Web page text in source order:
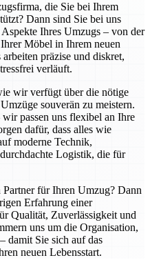
die Sie bei Ihrem
Dann sind Sie bei uns
Ihres Umzugs – von der
Möbel in Ihrem neuen
präzise und diskret,
verläuft.
wir verfügt über die nötige
souverän zu meistern.
passen uns flexibel an Ihre
dafür, dass alles wie
moderne Technik,
Logistik, die für
für Ihren Umzug? Dann
Erfahrung einer
Qualität, Zuverlässigkeit und
uns um die Organisation,
damit Sie sich auf das
neuen Lebensstart.